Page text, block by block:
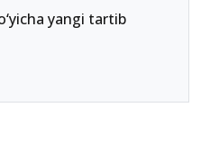
yangi tartib